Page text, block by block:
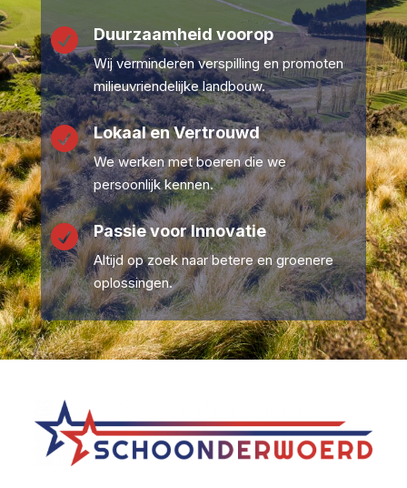
 Duurzaamheid voorop
Wij verminderen verspilling en promoten
milieuvriendelijke landbouw.
 Lokaal en Vertrouwd
We werken met boeren die we
persoonlijk kennen.
 Passie voor Innovatie
Altijd op zoek naar betere en groenere
oplossingen.